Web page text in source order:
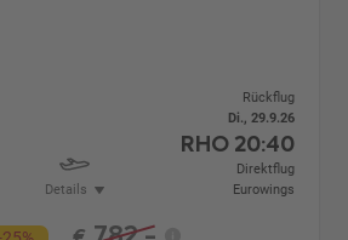
Details
Rückflug
Di., 29.9.26
RHO 20:40
Direktflug
Eurowings